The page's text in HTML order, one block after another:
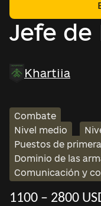
Jefe de
Khartiia
Combate
Nivel medio
Puestos de
Dominio de las
Comunicación y
1100 – 2800